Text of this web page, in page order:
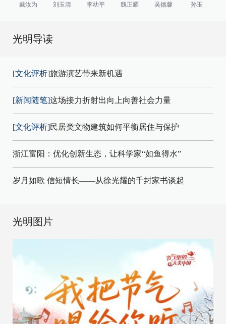
戴汝为
刘玉清 李幼平 魏正耀 吴德馨 孙玉
光明导读
[文化评析]旅游演艺带来新机遇
[新闻随笔]这场接力折射出向上向善社会力量
[文化评析]民居类文物建筑如何平衡居住与保护
浙江富阳：优化创新生态，让科学家“如鱼得水”
岁月如歌 信短情长——从徐光耀的千封家书谈起
光明图片